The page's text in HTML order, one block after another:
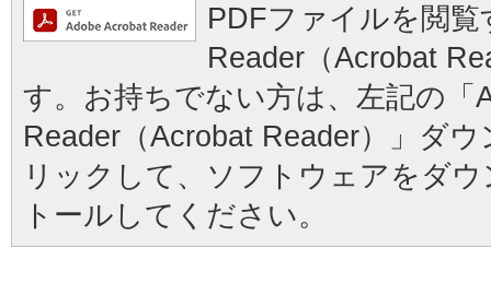
PDFファイルを閲
Reader（Acrobat
す。お持ちでない方は、左記の「
Reader（Acrobat Reader）」ダ
リックして、ソフトウェアをダ
トールしてください。